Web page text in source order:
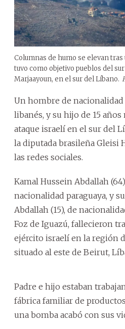
Columnas de humo se elevan
tuvo como objetivo pueblos del
Marjaayoun, en el sur del Líbano.
Un hombre de nacionalidad
libanés, y su hijo de 15
ataque israelí en el sur del
la diputada brasileña Gleisi
las redes sociales.
Kamal Hussein Abdallah
nacionalidad paraguaya, y
Abdallah (15), de
Foz de Iguazú, fallecieron
ejército israelí en la región
situado al este de Beirut,
Padre e hijo estaban
fábrica familiar de
una bomba acabó con sus